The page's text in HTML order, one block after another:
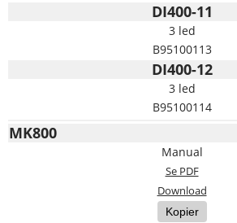
DI400-11
3 led
B95100113
DI400-12
3 led
B95100114
MK800
Manual
Se PDF
Download
Kopier